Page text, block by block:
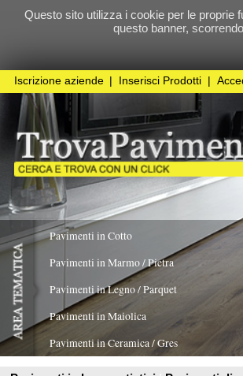
Questo sito utilizza i cookie per le proprie
questo banner, scorrendo questa
Pavimenti in Cotto
Pavimenti in Marmo / Pietra
Pavimenti in Legno / Parquet
Pavimenti in Ceramica / Gres
Pavimenti in legno artistici | Pavimenti di recupero |
Ceramiche COEM